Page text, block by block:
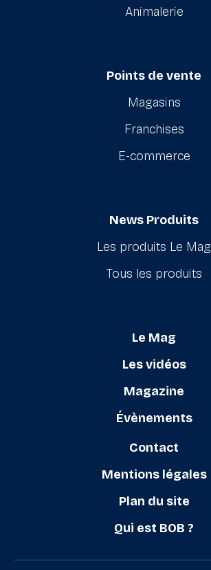
Animalerie
Points de vente
Magasins
Franchises
E-commerce
News Produits
Les produits Le Mag
Tous les produits
Le Mag
Les vidéos
Magazine
Évènements
Contact
Mentions légales
Plan du site
Qui est BOB ?